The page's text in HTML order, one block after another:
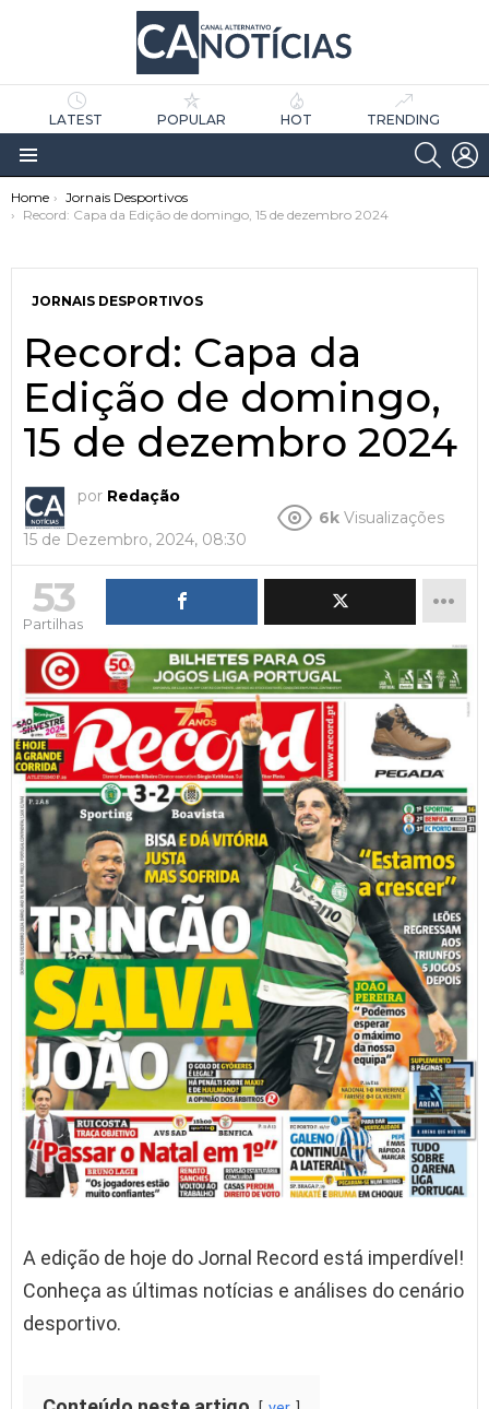
LATEST POPULAR HOT TRENDING
Menu
You are here:
Home
Jornais Desportivos
Record: Capa da Edição de domingo, 15 de dezembro 2024
JORNAIS DESPORTIVOS
Record: Capa da
Edição de domingo,
15 de dezembro 2024
por Redação
15 de Dezembro, 2024, 08:30
6k Visualizações
53
Partilhas
A edição de hoje do Jornal Record está imperdível!
Conheça as últimas notícias e análises do cenário
desportivo.